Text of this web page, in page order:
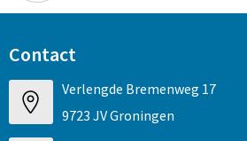
Contact
Verlengde Bremenweg 17
9723 JV Groningen